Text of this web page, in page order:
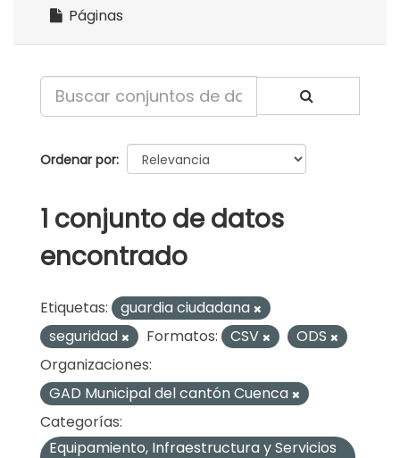
Páginas
Ordenar por
1 conjunto de datos
encontrado
Etiquetas:
guardia ciudadana
seguridad
Formatos: CSV
ODS
Organizaciones:
GAD Municipal del cantón Cuenca
Categorías:
Equipamiento, Infraestructura y Servicios